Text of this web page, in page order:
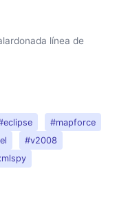
línea de
#mapforce
#v2008